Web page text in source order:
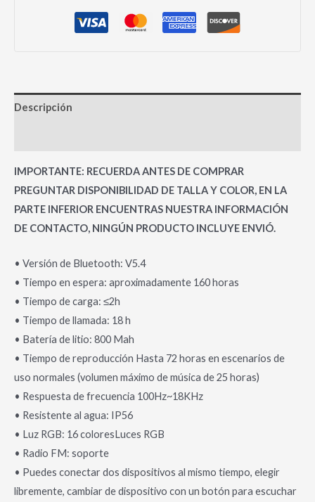
Descripción
IMPORTANTE: RECUERDA ANTES DE COMPRAR
PREGUNTAR DISPONIBILIDAD DE TALLA Y COLOR, EN LA
PARTE INFERIOR ENCUENTRAS NUESTRA INFORMACIÓN
DE CONTACTO, NINGÚN PRODUCTO INCLUYE ENVIÓ.
• Versión de Bluetooth: V5.4
• Tiempo en espera: aproximadamente 160 horas
• Tiempo de carga: ≤2h
• Tiempo de llamada: 18 h
• Batería de litio: 800 Mah
• Tiempo de reproducción Hasta 72 horas en escenarios de
uso normales (volumen máximo de música de 25 horas)
• Respuesta de frecuencia 100Hz~18KHz
• Resistente al agua: IP56
• Luz RGB: 16 coloresLuces RGB
• Radio FM: soporte
• Puedes conectar dos dispositivos al mismo tiempo, elegir
libremente, cambiar de dispositivo con un botón para escuchar